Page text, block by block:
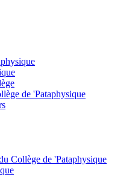
de 'Pataphysique
Collège de 'Pataphysique